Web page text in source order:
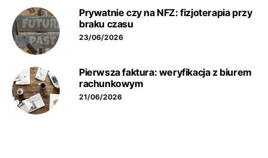
Prywatnie czy na NFZ: fizjoterapia przy
braku czasu
23/06/2026
Pierwsza faktura: weryfikacja z biurem
rachunkowym
21/06/2026